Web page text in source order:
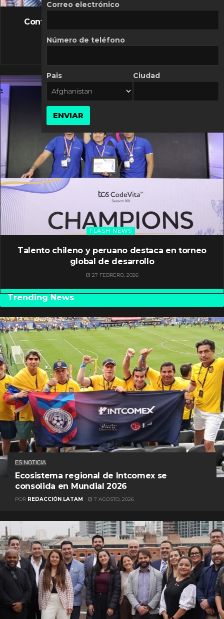
FLASH NEWS
Controversia de Mercado Libre por costos
10 MARZO, 2026
FLASH NEWS
Talento chileno y peruano destaca en torneo
global de desarrollo
27 FEBRERO, 2026
Trending News
ES NOTICIA
Ecosistema regional de Intcomex se
consolida en Mundial 2026
POR REDACCIÓN LATAM 7 AGOSTO, 2026
Correo electrónico
Número de teléfono
Pais Ciudad
ENVIAR